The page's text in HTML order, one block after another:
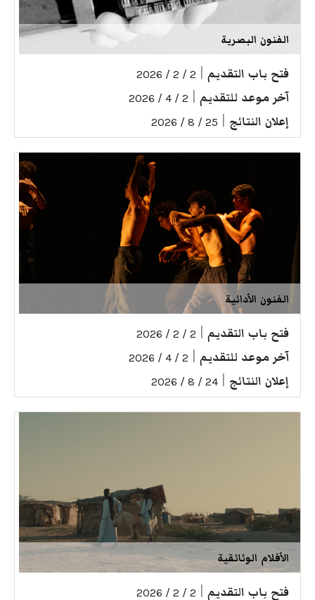
الفنون البصرية
فتح باب التقديم 2 / 2 / 2026
آخر موعد للتقديم 2 / 4 / 2026
إعلان النتائج 25 / 8 / 2026
الفنون الأدائية
فتح باب التقديم 2 / 2 / 2026
آخر موعد للتقديم 2 / 4 / 2026
إعلان النتائج 24 / 8 / 2026
الأفلام الوثائقية
فتح باب التقديم 2 / 2 / 2026